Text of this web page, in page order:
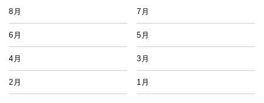
8月 7月
6月 5月
4月 3月
2月 1月